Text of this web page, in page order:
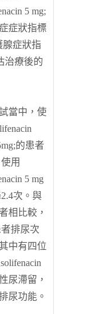
5 mg;
症狀指標
腺症狀指
治療後的
當中，使
的患者
用
5 mg
次。與
相比較，
排尿次
中有四位
尿滯留，
尿功能。